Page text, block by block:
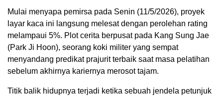
Mulai menyapa pemirsa pada Senin (11/5/2026), proyek
layar kaca ini langsung melesat dengan perolehan rating
melampaui 5%. Plot cerita berpusat pada Kang Sung Jae
(Park Ji Hoon), seorang koki militer yang sempat
menyandang predikat prajurit terbaik saat masa pelatihan
sebelum akhirnya kariernya merosot tajam.
Titik balik hidupnya terjadi ketika sebuah jendela petunjuk